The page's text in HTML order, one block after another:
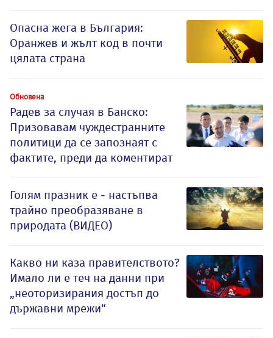
Опасна жега в България:
Оранжев и жълт код в почти
цялата страна
Обновена
Радев за случая в Банско:
Призовавам чуждестранните
политици да се запознаят с
фактите, преди да коментират
Голям празник е - настъпва
трайно преобразяване в
природата (ВИДЕО)
Какво ни каза правителството?
Имало ли е теч на данни при
„неоторизирания достъп до
държавни мрежи“